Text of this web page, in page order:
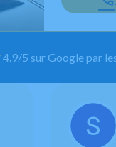
4.9/5 sur Google par